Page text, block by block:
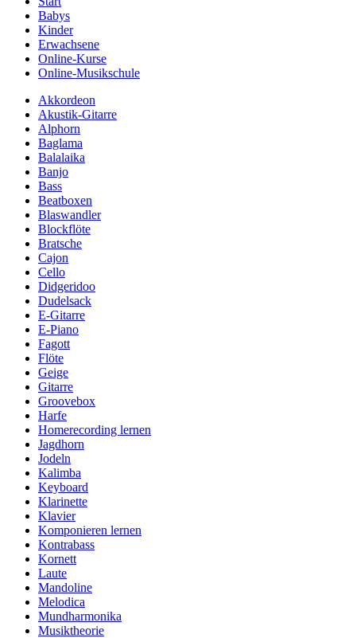
Babys
Kinder
Erwachsene
Online-Kurse
Online-Musikschule
Akkordeon
Akustik-Gitarre
Alphorn
Baglama
Balalaika
Banjo
Bass
Beatboxen
Blaswandler
Blockflöte
Bratsche
Cajon
Cello
Didgeridoo
Dudelsack
E-Gitarre
E-Piano
Fagott
Flöte
Geige
Gitarre
Groovebox
Harfe
Homerecording lernen
Jagdhorn
Jodeln
Kalimba
Keyboard
Klarinette
Klavier
Komponieren lernen
Kontrabass
Kornett
Laute
Mandoline
Melodica
Mundharmonika
Musiktheorie